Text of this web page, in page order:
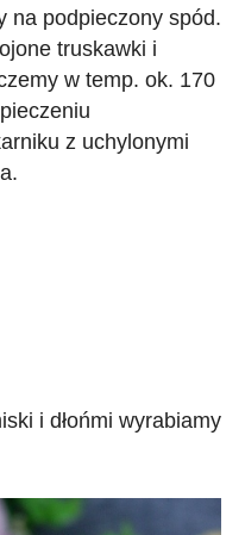
na podpieczony spód.
truskawki i
w temp. ok. 170
z uchylonymi
i dłońmi wyrabiamy